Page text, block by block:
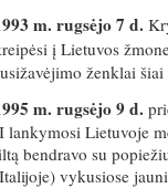
m. rugsėjo 7 d.
į Lietuvos
ženklai
m. rugsėjo 9 d.
lankymosi Lietuvoje
bendravo su
vykusiose